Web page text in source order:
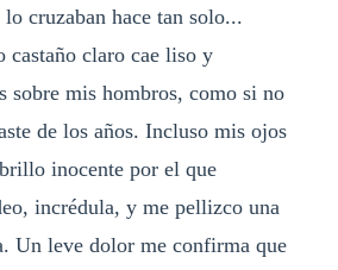
cruzaban hace tan solo...
castaño claro cae liso y
sobre mis hombros, como si no
de los años. Incluso mis ojos
inocente por el que
incrédula, y me pellizco una
Un leve dolor me confirma que